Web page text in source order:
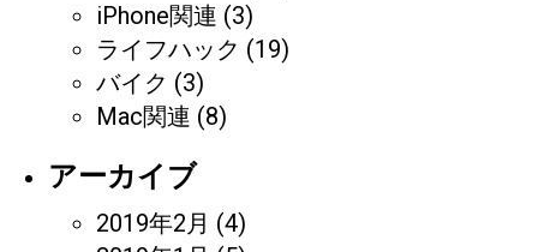
iPhone関連 (3)
ライフハック (19)
バイク (3)
Mac関連 (8)
アーカイブ
2019年2月 (4)